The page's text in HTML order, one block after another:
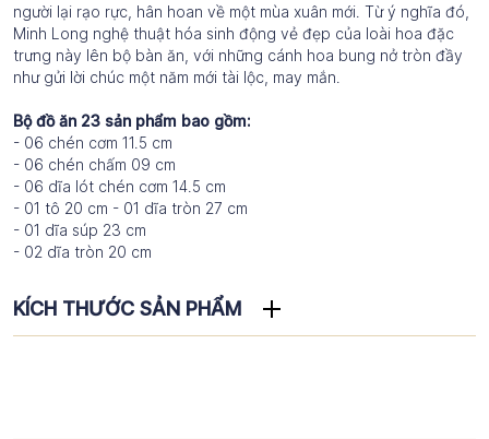
người lại rạo rực, hân hoan về một mùa xuân mới. Từ ý nghĩa đó,
Minh Long nghệ thuật hóa sinh động vẻ đẹp của loài hoa đặc
trưng này lên bộ bàn ăn, với những cánh hoa bung nở tròn đầy
như gửi lời chúc một năm mới tài lộc, may mắn.
Bộ đồ ăn 23 sản phẩm bao gồm:
- 06 chén cơm 11.5 cm
- 06 chén chấm 09 cm
- 06 dĩa lót chén cơm 14.5 cm
- 01 tô 20 cm - 01 dĩa tròn 27 cm
- 01 dĩa súp 23 cm
- 02 dĩa tròn 20 cm
KÍCH THƯỚC SẢN PHẨM